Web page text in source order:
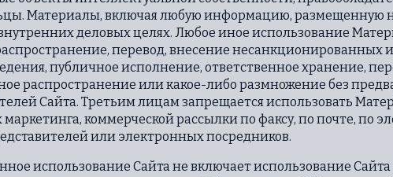
Материалы, включая любую информацию, размещенную
деловых целях. Любое иное использование
перевод, внесение несанкционированных
публичное исполнение, ответственное хранение,
распространение или какое-либо размножение без
Сайта. Третьим лицам запрещается использовать
маркетинга, коммерческой рассылки по факсу, по почте, по
или электронных посредников.
использование Сайта не включает использование